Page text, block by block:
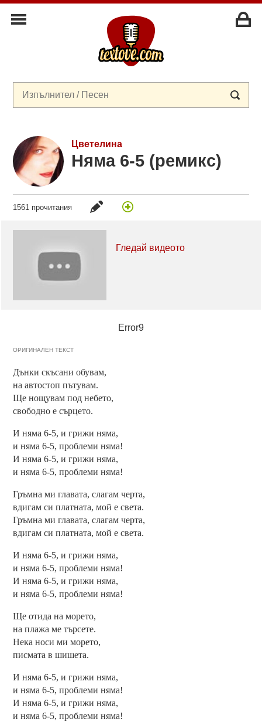
Цветелина
Няма 6-5 (ремикс)
1561 прочитания
Гледай видеото
Error9
ОРИГИНАЛЕН ТЕКСТ
Дънки скъсани обувам,
на автостоп пътувам.
Ще нощувам под небето,
свободно е сърцето.
И няма 6-5, и грижи няма,
и няма 6-5, проблеми няма!
И няма 6-5, и грижи няма,
и няма 6-5, проблеми няма!
Гръмна ми главата, слагам черта,
вдигам си платната, мой е света.
Гръмна ми главата, слагам черта,
вдигам си платната, мой е света.
И няма 6-5, и грижи няма,
и няма 6-5, проблеми няма!
И няма 6-5, и грижи няма,
и няма 6-5, проблеми няма!
Ще отида на морето,
на плажа ме търсете.
Нека носи ми морето,
писмата в шишета.
И няма 6-5, и грижи няма,
и няма 6-5, проблеми няма!
И няма 6-5, и грижи няма,
и няма 6-5, проблеми няма!